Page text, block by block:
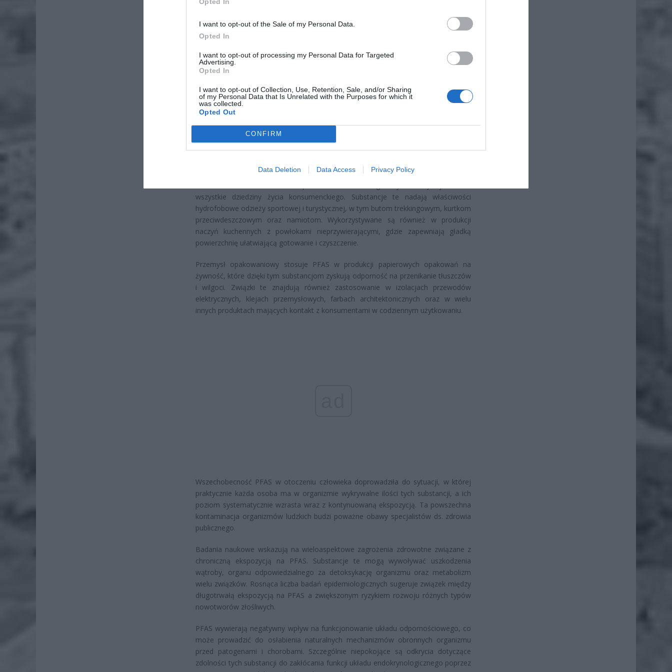
I want to opt-out of the Sale of my Personal Data.
Opted In
I want to opt-out of processing my Personal Data for Targeted
Advertising.
Opted In
I want to opt-out of Collection, Use, Retention, Sale, and/or Sharing
of my Personal Data that Is Unrelated with the Purposes for which it
was collected.
Opted Out
CONFIRM
Data Deletion Data Access Privacy Policy
ZOBACZ RÓWNIEŻ:
Nawet 3600 zł miesięcznie zamiast 800+. Nowa propozycja dla
rodziców dzieci do 3. roku życia
7 sierpnia 2026 19:29
ZUS podniesie próg 500 plus dla seniorów. Policzyliśmy, ile może
wynieść wypłata przy emeryturze od 2200 do 2700 zł
wszystkie dziedziny życia konsumenckiego. Substancje te nadają właściwości
hydrofobowe odzieży sportowej i turystycznej, w tym butom trekkingowym, kurtkom
przeciwdeszczowym oraz namiotom. Wykorzystywane są również w produkcji
naczyń kuchennych z powłokami nieprzywierającymi, gdzie zapewniają gładką
powierzchnię ułatwiającą gotowanie i czyszczenie.
Przemysł opakowaniowy stosuje PFAS w produkcji papierowych opakowań na
żywność, które dzięki tym substancjom zyskują odporność na przenikanie tłuszczów
i wilgoci. Związki te znajdują również zastosowanie w izolacjach przewodów
elektrycznych, klejach przemysłowych, farbach architektonicznych oraz w wielu
innych produktach mających kontakt z konsumentami w codziennym użytkowaniu.
Wszechobecność PFAS w otoczeniu człowieka doprowadziła do sytuacji, w której
praktycznie każda osoba ma w organizmie wykrywalne ilości tych substancji, a ich
poziom systematycznie wzrasta wraz z kontynuowaną ekspozycją. Ta powszechna
kontaminacja organizmów ludzkich budzi poważne obawy specjalistów ds. zdrowia
publicznego.
Badania naukowe wskazują na wieloaspektowe zagrożenia zdrowotne związane z
chroniczną ekspozycją na PFAS. Substancje te mogą wywoływać uszkodzenia
wątroby, organu odpowiedzialnego za detoksykację organizmu oraz metabolizm
wielu związków. Rosnąca liczba badań epidemiologicznych sugeruje związek między
długotrwałą ekspozycją na PFAS a zwiększonym ryzykiem rozwoju różnych typów
nowotworów złośliwych.
PFAS wywierają negatywny wpływ na funkcjonowanie układu odpornościowego, co
może prowadzić do osłabienia naturalnych mechanizmów obronnych organizmu
przed patogenami i chorobami. Szczególnie niepokojące są odkrycia dotyczące
zdolności tych substancji do zakłócania funkcji układu endokrynologicznego poprzez